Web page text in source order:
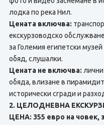
лодка по река Нил.
Цената включва:
екскурзоводско
за Големия египетски
обяд, слушалки.
Цената не включва:
обяда, влизане в
исторически сгради и
2. ЦЕЛОДНЕВНА
ЦЕНА: 355 евро на човек,